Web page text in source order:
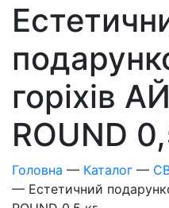
горіхів
ROUND
Головна — Каталог —
— Естетичний